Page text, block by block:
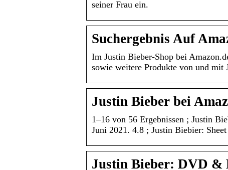
seiner Frau ein.
Suchergebnis Auf
Im Justin Bieber-Shop bei
sowie weitere Produkte von und
Justin Bieber bei
1–16 von 56 Ergebnissen ; Justin
Juni 2021. 4.8 ; Justin Biebier:
Justin Bieber: DVD &